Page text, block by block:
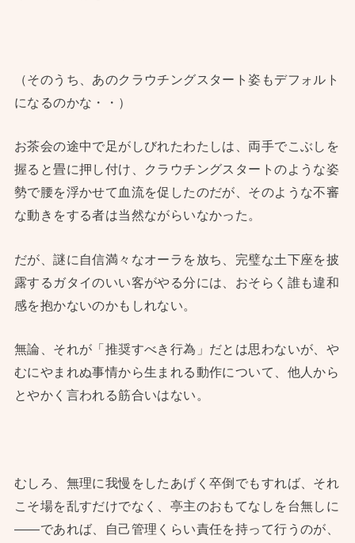
（そのうち、あのクラウチングスタート姿もデフォルト
になるのかな・・）
お茶会の途中で足がしびれたわたしは、両手でこぶしを
握ると畳に押し付け、クラウチングスタートのような姿
勢で腰を浮かせて血流を促したのだが、そのような不審
な動きをする者は当然ながらいなかった。
だが、謎に自信満々なオーラを放ち、完璧な土下座を披
露するガタイのいい客がやる分には、おそらく誰も違和
感を抱かないのかもしれない。
無論、それが「推奨すべき行為」だとは思わないが、や
むにやまれぬ事情から生まれる動作について、他人から
とやかく言われる筋合いはない。
むしろ、無理に我慢をしたあげく卒倒でもすれば、それ
こそ場を乱すだけでなく、亭主のおもてなしを台無しに
——であれば、自己管理くらい責任を持って行うのが、